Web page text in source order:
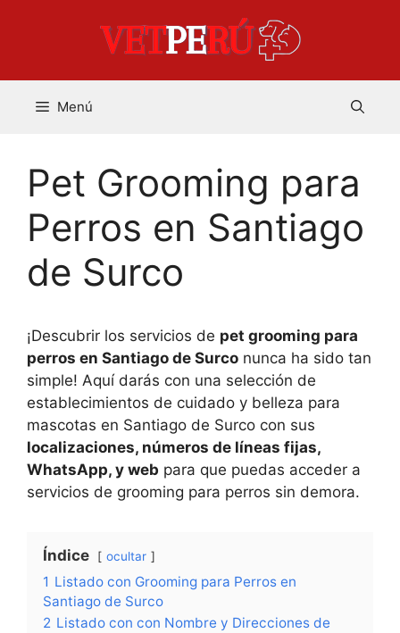
Menú
Pet Grooming para
Perros en Santiago
de Surco
¡Descubrir los servicios de pet grooming para
perros en Santiago de Surco nunca ha sido tan
simple! Aquí darás con una selección de
establecimientos de cuidado y belleza para
mascotas en Santiago de Surco con sus
localizaciones, números de líneas fijas,
WhatsApp, y web para que puedas acceder a
servicios de grooming para perros sin demora.
Índice ocultar
1 Listado con Grooming para Perros en
Santiago de Surco
2 Listado con con Nombre y Direcciones de